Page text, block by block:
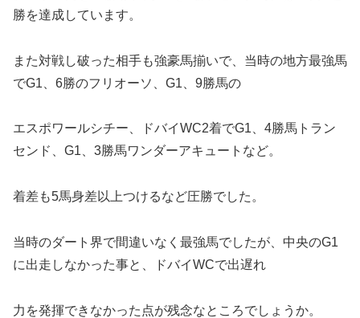
勝を達成しています。
また対戦し破った相手も強豪馬揃いで、当時の地方最強馬
でG1、6勝のフリオーソ、G1、9勝馬の
エスポワールシチー、ドバイWC2着でG1、4勝馬トラン
センド、G1、3勝馬ワンダーアキュートなど。
着差も5馬身差以上つけるなど圧勝でした。
当時のダート界で間違いなく最強馬でしたが、中央のG1
に出走しなかった事と、ドバイWCで出遅れ
力を発揮できなかった点が残念なところでしょうか。